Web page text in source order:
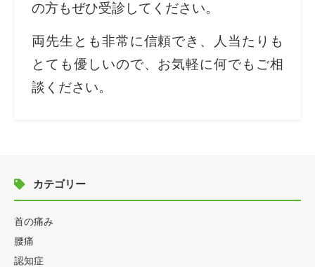
の方もぜひ受診してください。
両先生とも非常に信頼でき、人当たりも
とても優しいので、お気軽に何でもご相
談ください。
カテゴリー
首の痛み
腰痛
認知症